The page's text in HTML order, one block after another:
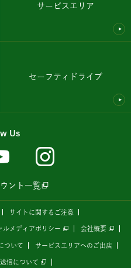
サービスエリア
セーフティドライブ
Us
ント一覧
サイトに関するご注意
ルメディアポリシー 会社概要
ついて サービスエリアへのご出店
信について